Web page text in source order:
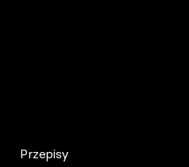
Przepisy